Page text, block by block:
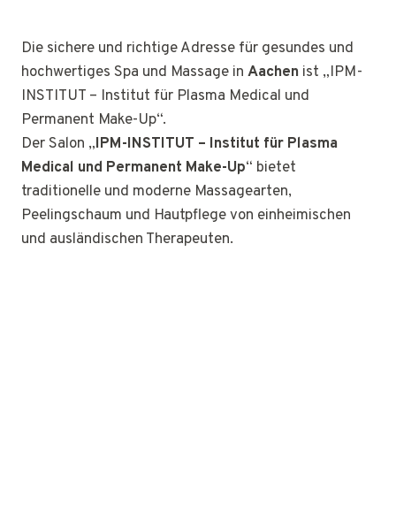
Die sichere und richtige Adresse für gesundes und
hochwertiges Spa und Massage in Aachen ist „IPM-
INSTITUT – Institut für Plasma Medical und
Permanent Make-Up“.
Der Salon „IPM-INSTITUT – Institut für Plasma
Medical und Permanent Make-Up“ bietet
traditionelle und moderne Massagearten,
Peelingschaum und Hautpflege von einheimischen
und ausländischen Therapeuten.